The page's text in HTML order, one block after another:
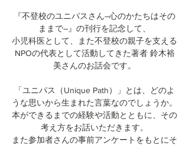
『不登校のユニパスさん―心のかたちはその
ままで―』の刊行を記念して、
小児科医として、また不登校の親子を支える
NPOの代表として活動してきた著者 鈴木裕
美さんのお話会です。
「ユニパス（Unique Path）」とは、どのよ
うな思いから生まれた言葉なのでしょうか。
本ができるまでの経験や活動とともに、その
考え方をお話いただきます。
また参加者さんの事前アンケートをもとにそ